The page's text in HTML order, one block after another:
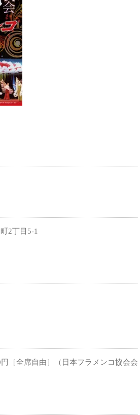
2丁目5-1
［全席自由］（日本フラメンコ協会会